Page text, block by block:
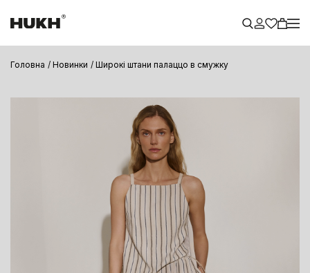
Головна Новинки Широкі штани палаццо в смужку